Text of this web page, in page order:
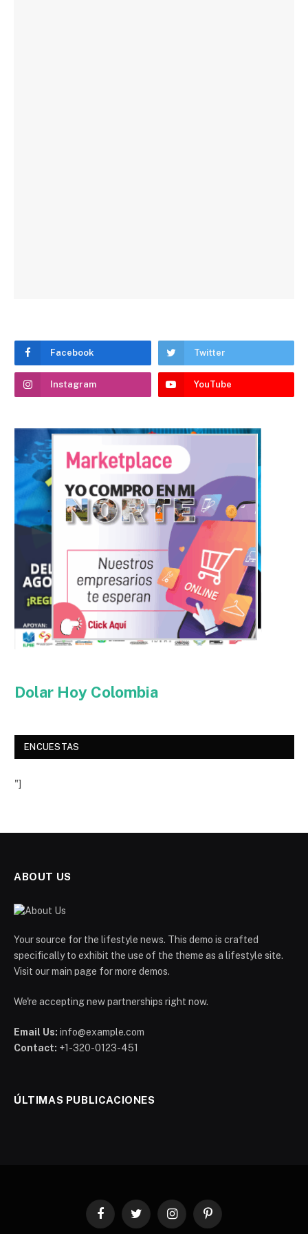
Facebook Twitter
Instagram YouTube
Dolar Hoy Colombia
ENCUESTAS
"]
ABOUT US
Your source for the lifestyle news. This demo is crafted
specifically to exhibit the use of the theme as a lifestyle site.
Visit our main page for more demos.
We're accepting new partnerships right now.
Email Us: info@example.com
Contact: +1-320-0123-451
ÚLTIMAS PUBLICACIONES
FacebookTwitter InstagramPinterest